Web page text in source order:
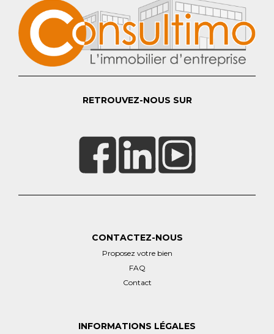
RETROUVEZ-NOUS SUR
CONTACTEZ-NOUS
Proposez votre bien
FAQ
Contact
INFORMATIONS LÉGALES